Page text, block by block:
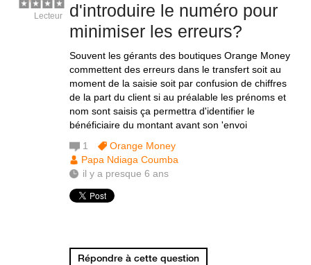
d'introduire le numéro pour
minimiser les erreurs?
Souvent les gérants des boutiques Orange Money
commettent des erreurs dans le transfert soit au
moment de la saisie soit par confusion de chiffres
de la part du client si au préalable les prénoms et
nom sont saisis ça permettra d'identifier le
bénéficiaire du montant avant son 'envoi
Lecteur
1
Orange Money
Papa Ndiaga Coumba
il y a presque 6 ans
Répondre à cette question